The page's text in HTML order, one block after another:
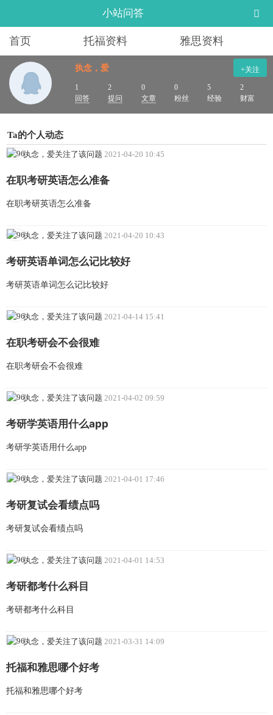
小站问答
首页 托福资料 雅思资料
+关注
执念，爱
1
回答
2
提问
0
文章
0
粉丝
5
经验
2
财富
Ta的个人动态
执念，爱关注了该问题 2021-04-20 10:45
在职考研英语怎么准备
在职考研英语怎么准备
执念，爱关注了该问题 2021-04-20 10:43
考研英语单词怎么记比较好
考研英语单词怎么记比较好
执念，爱关注了该问题 2021-04-14 15:41
在职考研会不会很难
在职考研会不会很难
执念，爱关注了该问题 2021-04-02 09:59
考研学英语用什么app
考研学英语用什么app
执念，爱关注了该问题 2021-04-01 17:46
考研复试会看绩点吗
考研复试会看绩点吗
执念，爱关注了该问题 2021-04-01 14:53
考研都考什么科目
考研都考什么科目
执念，爱关注了该问题 2021-03-31 14:09
托福和雅思哪个好考
托福和雅思哪个好考